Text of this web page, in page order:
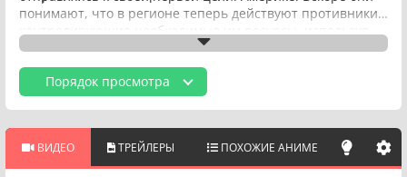
понимают, что в регионе теперь действуют противники,
контролирующие необходимые им ресурсы, используя
научные технологии, которые не уступают, а то и
превосходят их собственные. В битве науки против науки
Сенку и его команда должны перехитрить своих
соперников, если они хотят иметь хоть какой-то шанс
человечества.
Порядок просмотра
ВИДЕО ТРЕЙЛЕРЫ ПОХОЖИЕ АНИМЕ